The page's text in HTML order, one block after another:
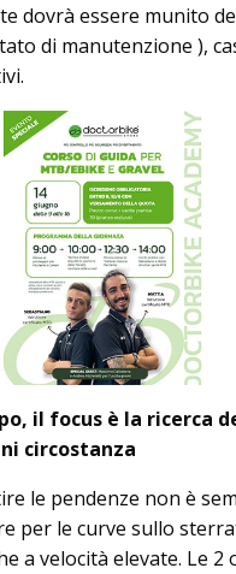
dovrà essere munito
di manutenzione ),
il focus è la ricerca
circostanza
le pendenze non è
per le curve sullo
a velocità elevate. Le 2